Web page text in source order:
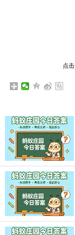
点击